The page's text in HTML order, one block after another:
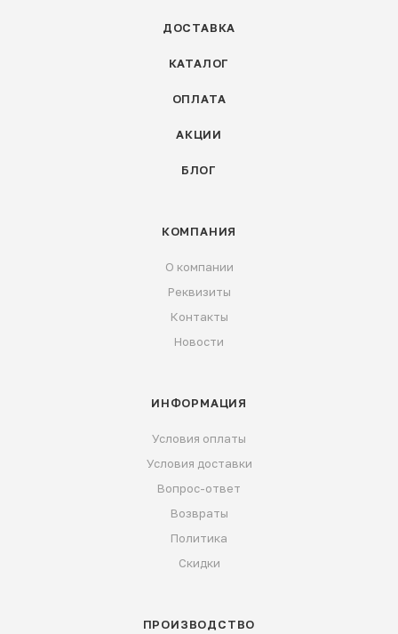
ДОСТАВКА
КАТАЛОГ
ОПЛАТА
АКЦИИ
БЛОГ
КОМПАНИЯ
О компании
Реквизиты
Контакты
Новости
ИНФОРМАЦИЯ
Условия оплаты
Условия доставки
Вопрос-ответ
Возвраты
Политика
Скидки
ПРОИЗВОДСТВО